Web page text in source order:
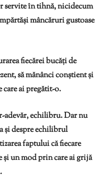
servite în tihnă, nicidecum
mâncăruri gustoase
fiecărei bucăți de
să mănânci conștient și
care ai pregătit-o.
adevăr, echilibru. Dar nu
și despre echilibrul
faptului că fiecare
și un mod prin care ai grijă